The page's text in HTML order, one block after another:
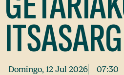
Domingo, 12 Jul 2026
07:30